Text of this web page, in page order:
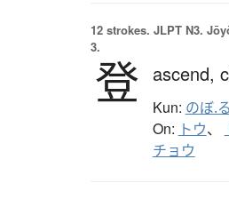
12 strokes. JLPT N3.
3.
登 ascend,
Kun: のぼ.る
On: トウ、
チョウ